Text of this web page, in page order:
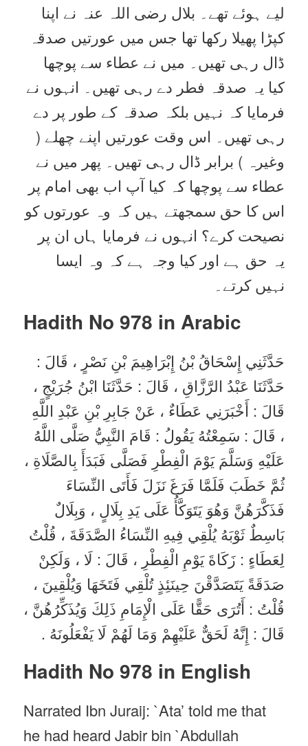
لیے ہوئے تھے۔ بلال رضی اللہ عنہ نے اپنا
کپڑا پھیلا رکھا تھا جس میں عورتیں صدقہ
ڈال رہی تھیں۔ میں نے عطاء سے پوچھا
کیا یہ صدقہ فطر دے رہی تھیں۔ انہوں نے
فرمایا کہ نہیں بلکہ صدقہ کے طور پر دے
رہی تھیں۔ اس وقت عورتیں اپنے چھلے (
وغیرہ ) برابر ڈال رہی تھیں۔ پھر میں نے
عطاء سے پوچھا کہ کیا آپ اب بھی امام پر
اس کا حق سمجھتے ہیں کہ وہ عورتوں کو
نصیحت کرے؟ انہوں نے فرمایا ہاں ان پر
یہ حق ہے اور کیا وجہ ہے کہ وہ ایسا
نہیں کرتے۔
Hadith No 978 in Arabic
حَدَّثَنِي إِسْحَاقُ بْنُ إِبْرَاهِيمَ بْنِ نَصْرٍ ، قَالَ :
حَدَّثَنَا عَبْدُ الرَّزَّاقِ ، قَالَ : حَدَّثَنَا ابْنُ جُرَيْجٍ ،
قَالَ : أَخْبَرَنِي عَطَاءٌ ، عَنْ جَابِرِ بْنِ عَبْدِ اللَّهِ
، قَالَ : سَمِعْتُهُ يَقُولُ : قَامَ النَّبِيُّ صَلَّى اللَّهُ
عَلَيْهِ وَسَلَّمَ يَوْمَ الْفِطْرِ فَصَلَّى فَبَدَأَ بِالصَّلَاةِ ،
ثُمَّ خَطَبَ فَلَمَّا فَرَغَ نَزَلَ فَأَتَى النِّسَاءَ
فَذَكَّرَهُنَّ وَهُوَ يَتَوَكَّأُ عَلَى يَدِ بِلَالٍ ، وَبِلَالٌ
بَاسِطٌ ثَوْبَهُ يُلْقِي فِيهِ النِّسَاءُ الصَّدَقَةَ ، قُلْتُ
لِعَطَاءٍ : زَكَاةَ يَوْمِ الْفِطْرِ ، قَالَ : لَا ، وَلَكِنْ
صَدَقَةً يَتَصَدَّقْنَ حِينَئِذٍ تُلْقِي فَتَخَهَا وَيُلْقِينَ ،
قُلْتُ : أَتُرَى حَقًّا عَلَى الْإِمَامِ ذَلِكَ وَيُذَكِّرُهُنَّ ،
قَالَ : إِنَّهُ لَحَقٌّ عَلَيْهِمْ وَمَا لَهُمْ لَا يَفْعَلُونَهُ .
Hadith No 978 in English
Narrated Ibn Juraij: `Ata’ told me that
he had heard Jabir bin `Abdullah